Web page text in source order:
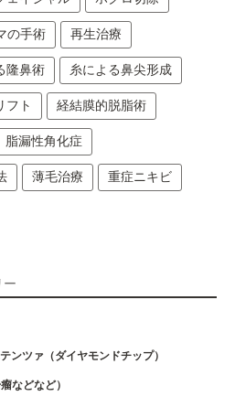
の手術 再生治療
隆鼻術 糸による鼻尖形成
フト 経結膜的脱脂術
脂漏性角化症
薄毛治療 重症ニキビ
ー
ンツァ（ダイヤモンドチップ）
などなど）